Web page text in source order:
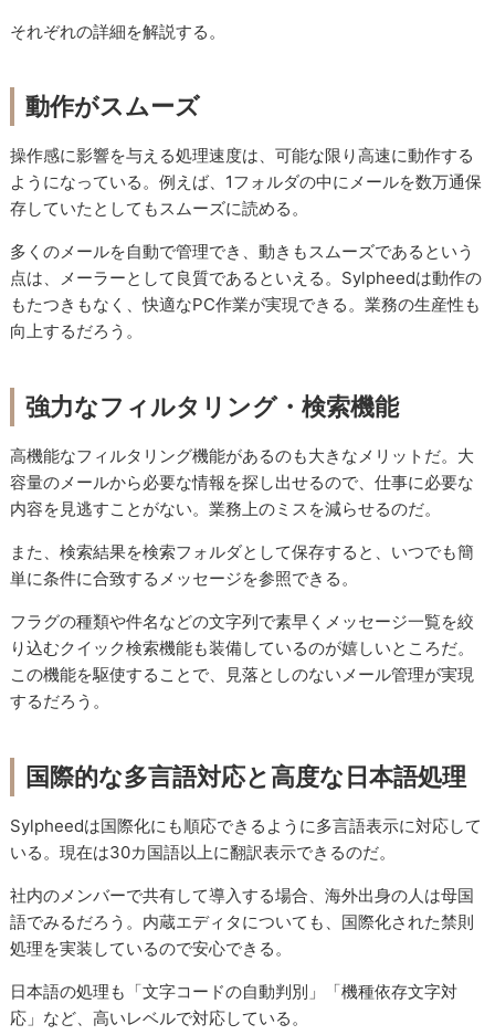
それぞれの詳細を解説する。
動作がスムーズ
操作感に影響を与える処理速度は、可能な限り高速に動作する
ようになっている。例えば、1フォルダの中にメールを数万通保
存していたとしてもスムーズに読める。
多くのメールを自動で管理でき、動きもスムーズであるという
点は、メーラーとして良質であるといえる。Sylpheedは動作の
もたつきもなく、快適なPC作業が実現できる。業務の生産性も
向上するだろう。
強力なフィルタリング・検索機能
高機能なフィルタリング機能があるのも大きなメリットだ。大
容量のメールから必要な情報を探し出せるので、仕事に必要な
内容を見逃すことがない。業務上のミスを減らせるのだ。
また、検索結果を検索フォルダとして保存すると、いつでも簡
単に条件に合致するメッセージを参照できる。
フラグの種類や件名などの文字列で素早くメッセージ一覧を絞
り込むクイック検索機能も装備しているのが嬉しいところだ。
この機能を駆使することで、見落としのないメール管理が実現
するだろう。
国際的な多言語対応と高度な日本語処理
Sylpheedは国際化にも順応できるように多言語表示に対応して
いる。現在は30カ国語以上に翻訳表示できるのだ。
社内のメンバーで共有して導入する場合、海外出身の人は母国
語でみるだろう。内蔵エディタについても、国際化された禁則
処理を実装しているので安心できる。
日本語の処理も「文字コードの自動判別」「機種依存文字対
応」など、高いレベルで対応している。